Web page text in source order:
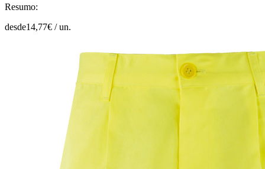
Resumo:
desde14,77€ /un.